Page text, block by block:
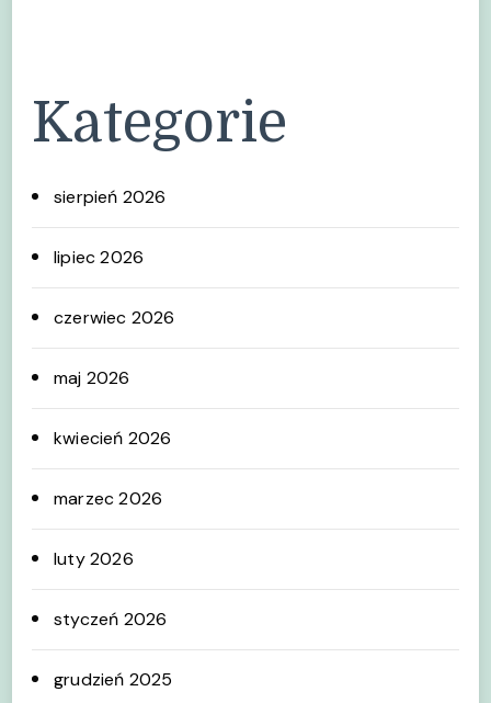
Kategorie
sierpień 2026
lipiec 2026
czerwiec 2026
maj 2026
kwiecień 2026
marzec 2026
luty 2026
styczeń 2026
grudzień 2025